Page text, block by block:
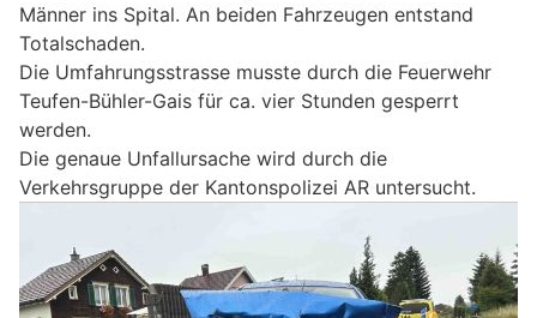
Männer ins Spital. An beiden Fahrzeugen entstand
Totalschaden.
Die Umfahrungsstrasse musste durch die Feuerwehr
Teufen-Bühler-Gais für ca. vier Stunden gesperrt
werden.
Die genaue Unfallursache wird durch die
Verkehrsgruppe der Kantonspolizei AR untersucht.